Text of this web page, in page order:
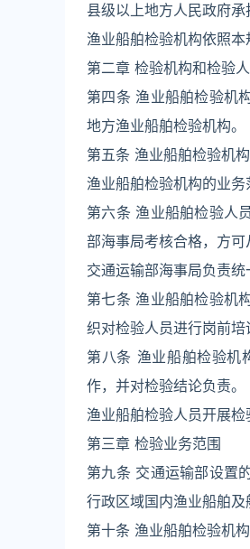
县级以上地方人民政府
渔业船舶检验机构依照本
第二章 检验机构和检验
第四条 渔业船舶检验机
地方渔业船舶检验机构。
第五条 渔业船舶检验机
渔业船舶检验机构的业务
第六条 渔业船舶检验人
部海事局考核合格，方可
交通运输部海事局负责
第七条 渔业船舶检验机
织对检验人员进行岗前培
第八条 渔业船舶检验机
作，并对检验结论负责。
渔业船舶检验人员开展检
第三章 检验业务范围
第九条 交通运输部设置
行政区域国内渔业船舶及
第十条 渔业船舶检验机